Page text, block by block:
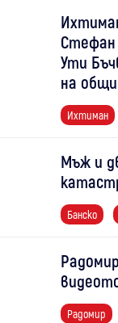
Стефан
Ути
на
Ихтиман
Мъж и
Банско
Радомир